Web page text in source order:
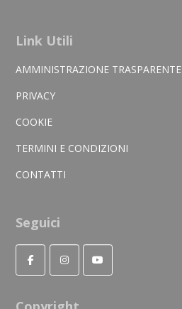
Link Utili
AMMINISTRAZIONE TRASPARENTE
PRIVACY
COOKIE
TERMINI E CONDIZIONI
CONTATTI
Seguici